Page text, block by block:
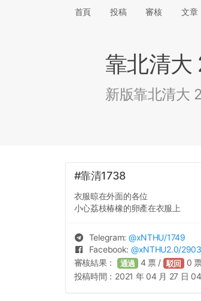
首頁 投稿 審核 文章
靠北清大
新版靠北清大
#靠清1738
衣服晾在外面的各位
小心荔枝椿橡的卵產在衣服上
Telegram: @xNTHU/1749
Facebook: @xNTHU2.0/
審核結果： 通過 4票 / 駁回 0
投稿時間： 2021 年 04 月 27 日